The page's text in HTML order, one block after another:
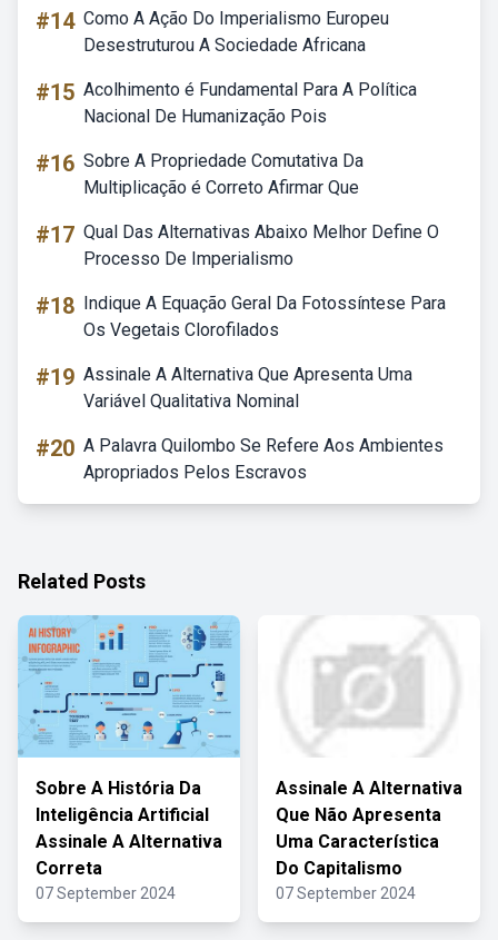
#14 Como A Ação Do Imperialismo Europeu
Desestruturou A Sociedade Africana
#15 Acolhimento é Fundamental Para A Política
Nacional De Humanização Pois
#16 Sobre A Propriedade Comutativa Da
Multiplicação é Correto Afirmar Que
#17 Qual Das Alternativas Abaixo Melhor Define O
Processo De Imperialismo
#18 Indique A Equação Geral Da Fotossíntese Para
Os Vegetais Clorofilados
#19 Assinale A Alternativa Que Apresenta Uma
Variável Qualitativa Nominal
#20 A Palavra Quilombo Se Refere Aos Ambientes
Apropriados Pelos Escravos
Related Posts
Sobre A História Da
Inteligência Artificial
Assinale A Alternativa
Correta
07 September 2024
Assinale A Alternativa
Que Não Apresenta
Uma Característica
Do Capitalismo
07 September 2024